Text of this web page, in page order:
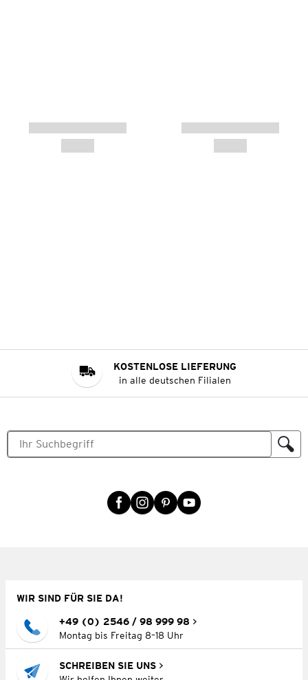
KOSTENLOSE LIEFERUNG
in alle deutschen Filialen
WIR SIND FÜR SIE DA!
+49 (0) 2546 / 98 999 98
Montag bis Freitag 8–18 Uhr
SCHREIBEN SIE UNS